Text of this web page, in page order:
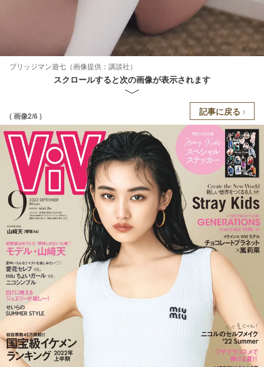
ブリッジマン遊七（画像提供：講談社）
スクロールすると次の画像が表示されます
( 画像2/6 ) 記事に戻る